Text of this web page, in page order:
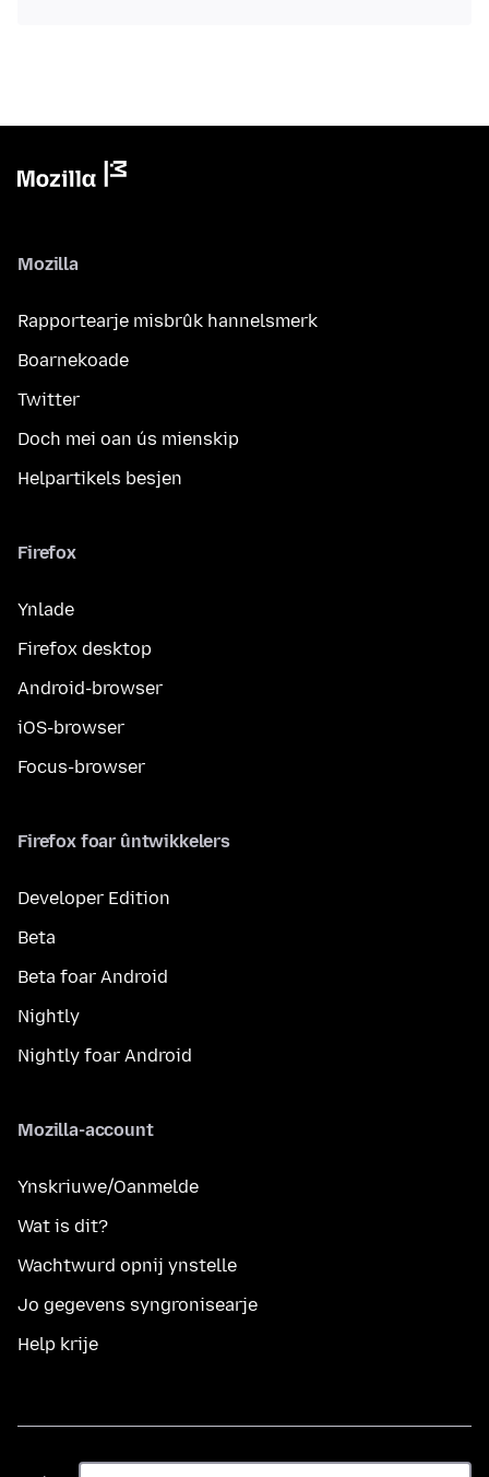
Mozilla
Rapportearje misbrûk hannelsmerk
Boarnekoade
Twitter
Doch mei oan ús mienskip
Helpartikels besjen
Firefox
Ynlade
Firefox desktop
Android-browser
iOS-browser
Focus-browser
Firefox foar ûntwikkelers
Developer Edition
Beta
Beta foar Android
Nightly
Nightly foar Android
Mozilla-account
Ynskriuwe/Oanmelde
Wat is dit?
Wachtwurd opnij ynstelle
Jo gegevens syngronisearje
Help krije
Taal